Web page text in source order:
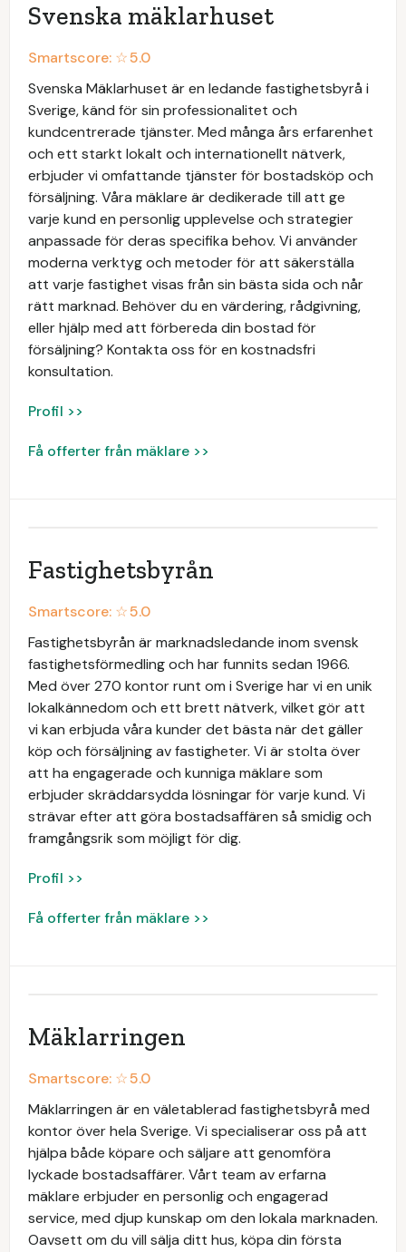
Svenska mäklarhuset
Smartscore: ☆5.0
Svenska Mäklarhuset är en ledande fastighetsbyrå i
Sverige, känd för sin professionalitet och
kundcentrerade tjänster. Med många års erfarenhet
och ett starkt lokalt och internationellt nätverk,
erbjuder vi omfattande tjänster för bostadsköp och
försäljning. Våra mäklare är dedikerade till att ge
varje kund en personlig upplevelse och strategier
anpassade för deras specifika behov. Vi använder
moderna verktyg och metoder för att säkerställa
att varje fastighet visas från sin bästa sida och når
rätt marknad. Behöver du en värdering, rådgivning,
eller hjälp med att förbereda din bostad för
försäljning? Kontakta oss för en kostnadsfri
konsultation.
Profil >>
Få offerter från mäklare >>
Fastighetsbyrån
Smartscore: ☆5.0
Fastighetsbyrån är marknadsledande inom svensk
fastighetsförmedling och har funnits sedan 1966.
Med över 270 kontor runt om i Sverige har vi en unik
lokalkännedom och ett brett nätverk, vilket gör att
vi kan erbjuda våra kunder det bästa när det gäller
köp och försäljning av fastigheter. Vi är stolta över
att ha engagerade och kunniga mäklare som
erbjuder skräddarsydda lösningar för varje kund. Vi
strävar efter att göra bostadsaffären så smidig och
framgångsrik som möjligt för dig.
Profil >>
Få offerter från mäklare >>
Mäklarringen
Smartscore: ☆5.0
Mäklarringen är en väletablerad fastighetsbyrå med
kontor över hela Sverige. Vi specialiserar oss på att
hjälpa både köpare och säljare att genomföra
lyckade bostadsaffärer. Vårt team av erfarna
mäklare erbjuder en personlig och engagerad
service, med djup kunskap om den lokala marknaden.
Oavsett om du vill sälja ditt hus, köpa din första